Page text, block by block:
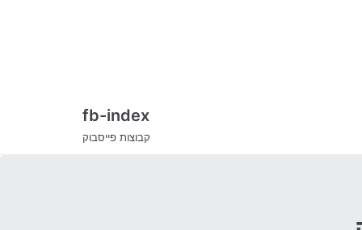
fb-index
קבוצות פייסבוק